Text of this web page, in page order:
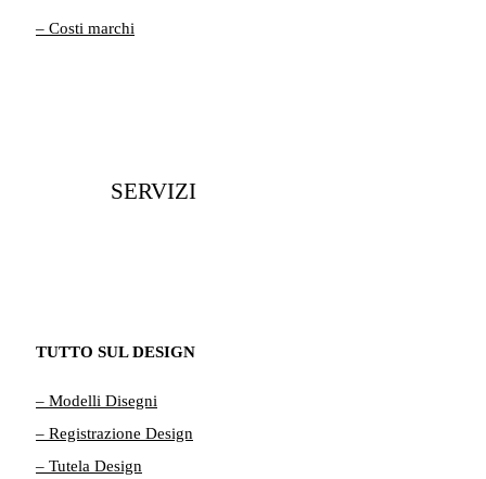
– Costi marchi
SERVIZI
TUTTO SUL DESIGN
– Modelli Disegni
– Registrazione Design
– Tutela Design